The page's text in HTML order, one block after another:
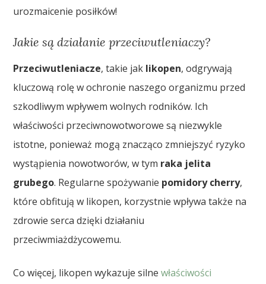
urozmaicenie posiłków!
Jakie są działanie przeciwutleniaczy?
Przeciwutleniacze, takie jak likopen, odgrywają
kluczową rolę w ochronie naszego organizmu przed
szkodliwym wpływem wolnych rodników. Ich
właściwości przeciwnowotworowe są niezwykle
istotne, ponieważ mogą znacząco zmniejszyć ryzyko
wystąpienia nowotworów, w tym raka jelita
grubego. Regularne spożywanie pomidory cherry,
które obfitują w likopen, korzystnie wpływa także na
zdrowie serca dzięki działaniu
przeciwmiażdżycowemu.
Co więcej, likopen wykazuje silnewłaściwości